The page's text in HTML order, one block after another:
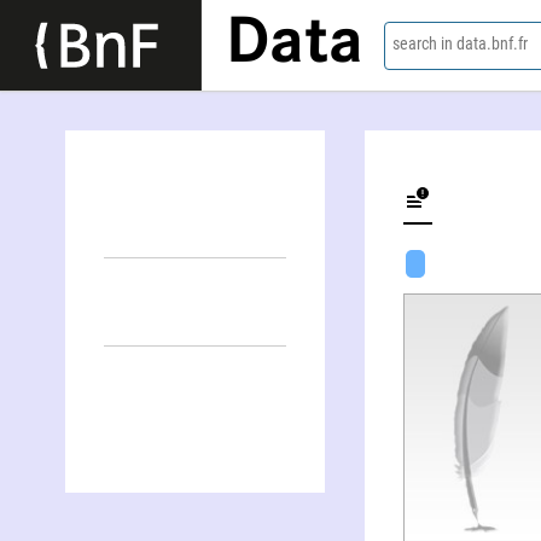
Data search in data.bnf.fr